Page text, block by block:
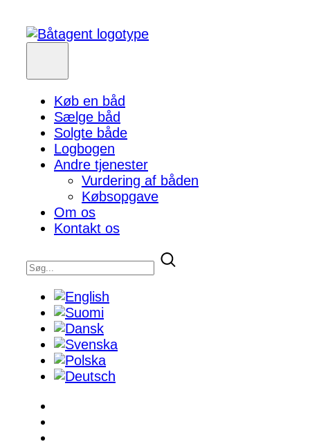
Køb en båd
Sælge båd
Solgte både
Logbogen
Andre tjenester
Vurdering af båden
Købsopgave
Om os
Kontakt os